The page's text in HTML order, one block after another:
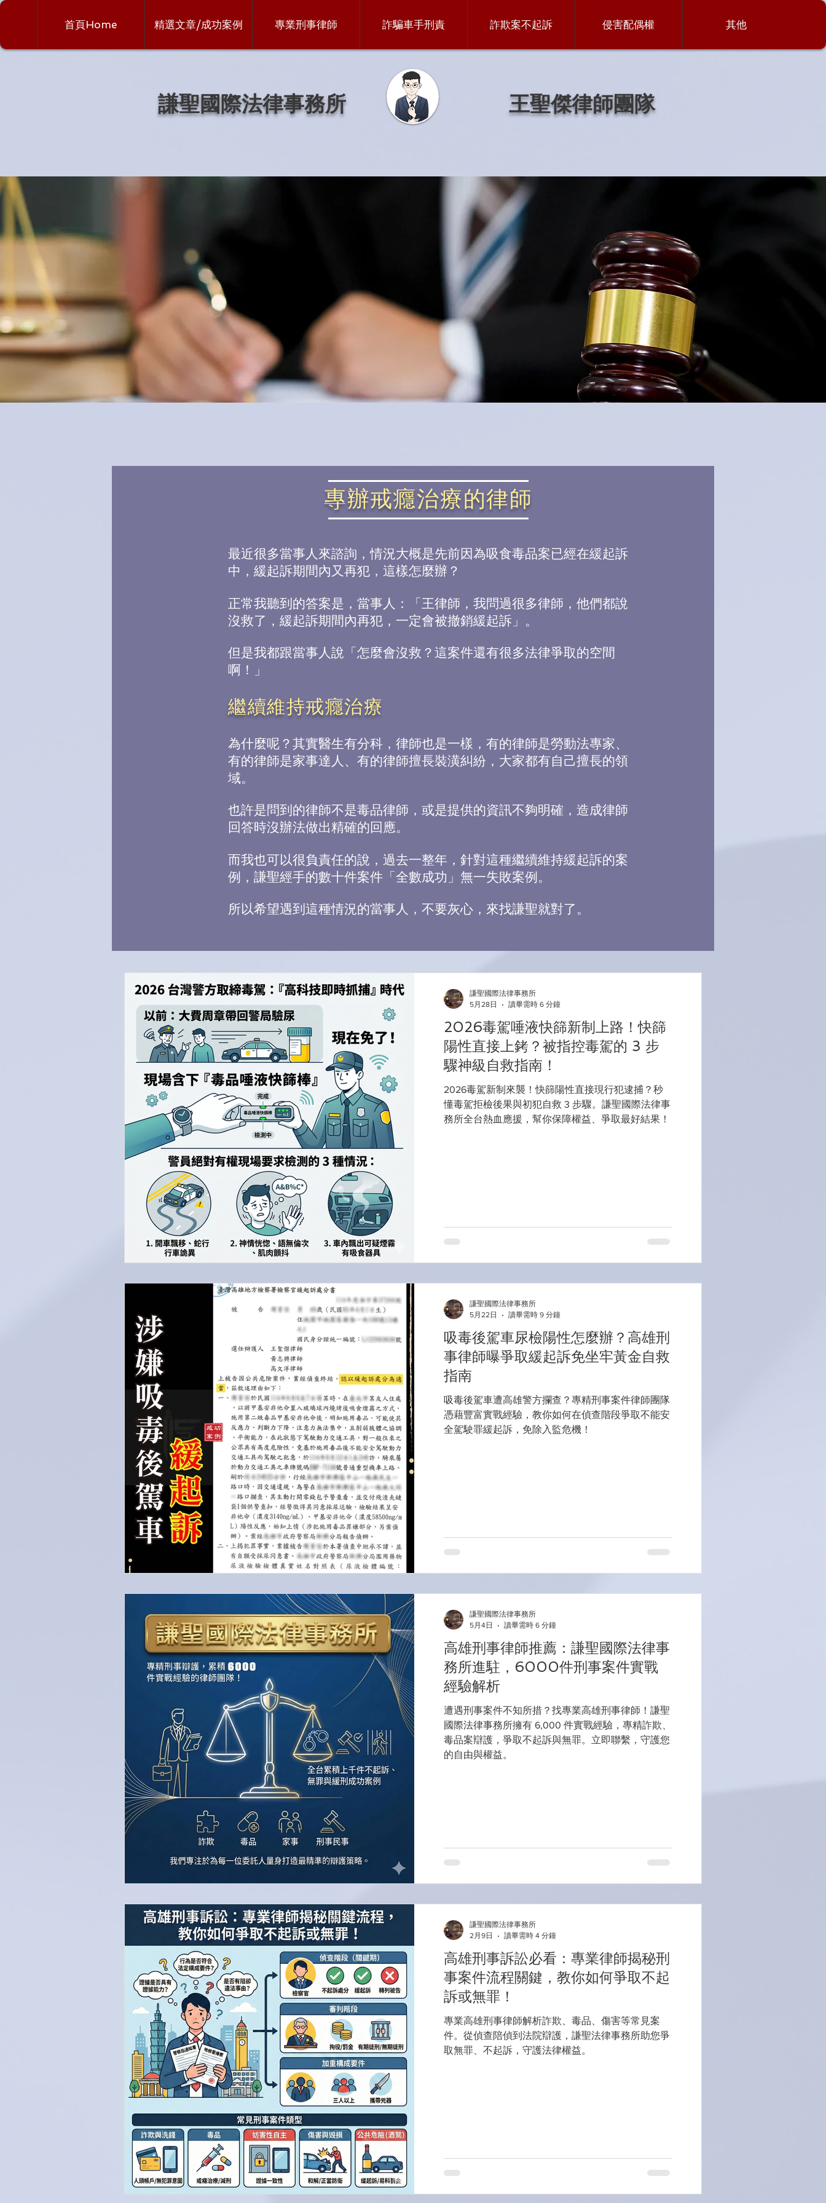
首頁Home 精選文章/成功案例 專業刑事律師 詐騙車手刑責 詐欺案不起訴 侵害配偶權 其他
謙聖國際法律事務所 王聖傑律師團隊
專辦戒癮治療的律師​
最近很多當事人來諮詢，情況大概是先前因為吸食毒品案已經在緩起訴
中，緩起訴期間內又再犯，這樣怎麼辦？
正常我聽到的答案是，當事人：「王律師，我問過很多律師，他們都說
沒救了，緩起訴期間內再犯，一定會被撤銷緩起訴」。
但是我都跟當事人說「怎麼會沒救？這案件還有很多法律爭取的空間
啊！」
繼續維持戒癮治療
為什麼呢？其實醫生有分科，律師也是一樣，有的律師是勞動法專家、
有的律師是家事達人、有的律師擅長裝潢糾紛，大家都有自己擅長的領
域。
也許是問到的律師不是毒品律師，或是提供的資訊不夠明確，造成律師
回答時沒辦法做出精確的回應。
而我也可以很負責任的說，過去一整年，針對這種繼續維持緩起訴的案
例，謙聖經手的數十件案件「全數成功」無一失敗案例。
所以希望遇到這種情況的當事人，不要灰心，來找謙聖就對了。
2026毒駕唾液快篩新制上路！快篩
陽性直接上銬？被指控毒駕的 3 步
驟神級自救指南！
2026毒駕新制來襲！快篩陽性直接現行犯逮捕？秒
懂毒駕拒檢後果與初犯自救 3 步驟。謙聖國際法律事
務所全台熱血應援，幫你保障權益、爭取最好結果！
謙聖國際法律事務所
5月28日
讀畢需時 6 分鐘
吸毒後駕車尿檢陽性怎麼辦？高雄刑
事律師曝爭取緩起訴免坐牢黃金自救
指南
吸毒後駕車遭高雄警方攔查？專精刑事案件律師團隊
憑藉豐富實戰經驗，教你如何在偵查階段爭取不能安
全駕駛罪緩起訴，免除入監危機！
謙聖國際法律事務所
5月22日
讀畢需時 9 分鐘
高雄刑事律師推薦：謙聖國際法律事
務所進駐，6000件刑事案件實戰
經驗解析
遭遇刑事案件不知所措？找專業高雄刑事律師！謙聖
國際法律事務所擁有 6,000 件實戰經驗，專精詐欺、
毒品案辯護，爭取不起訴與無罪。立即聯繫，守護您
的自由與權益。
謙聖國際法律事務所
5月4日
讀畢需時 6 分鐘
高雄刑事訴訟必看：專業律師揭秘刑
事案件流程關鍵，教你如何爭取不起
訴或無罪！
專業高雄刑事律師解析詐欺、毒品、傷害等常見案
件。從偵查陪偵到法院辯護，謙聖法律事務所助您爭
取無罪、不起訴，守護法律權益。
謙聖國際法律事務所
2月9日
讀畢需時 4 分鐘